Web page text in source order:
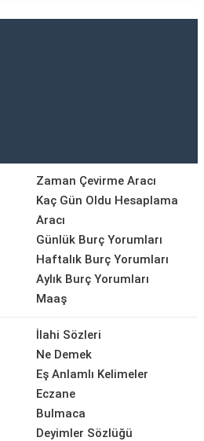
Zaman Çevirme Aracı
Kaç Gün Oldu Hesaplama
Aracı
Günlük Burç Yorumları
Haftalık Burç Yorumları
Aylık Burç Yorumları
Maaş
İlahi Sözleri
Ne Demek
Eş Anlamlı Kelimeler
Eczane
Bulmaca
Deyimler Sözlüğü